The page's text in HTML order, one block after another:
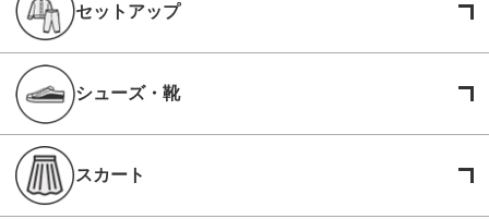
セットアップ
シューズ・靴
スカート